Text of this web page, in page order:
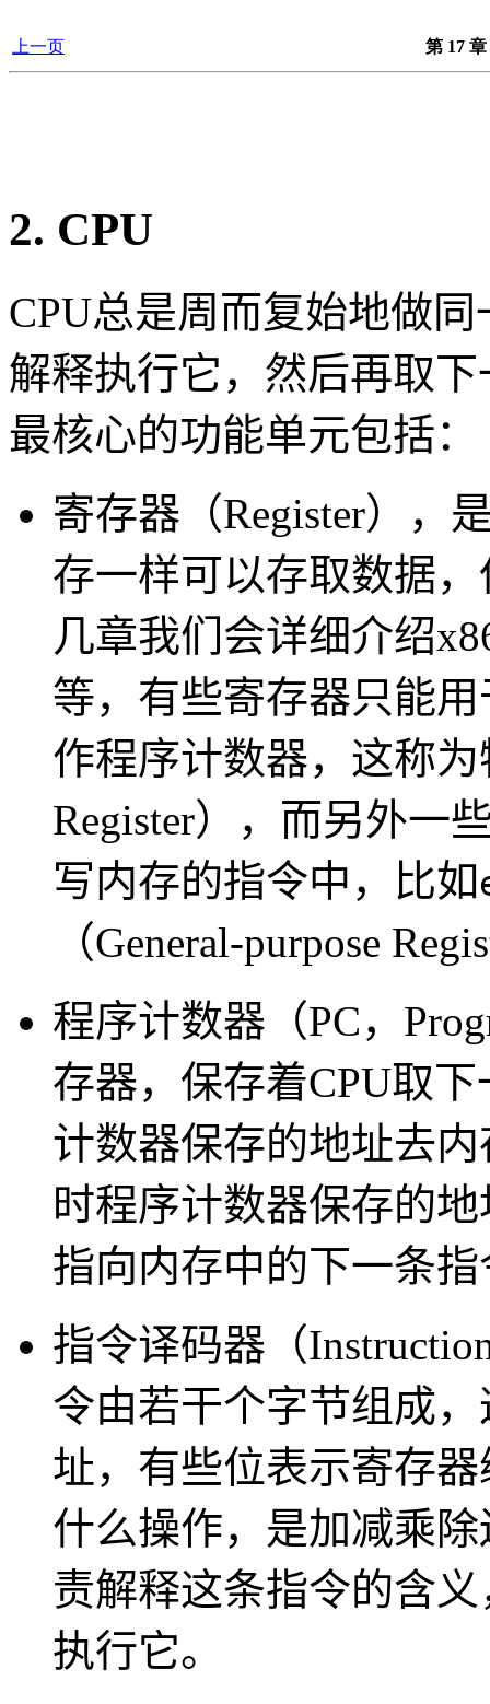
上一页 第 17
2. CPU
CPU总是周而复始地做
解释执行它，然后再取
最核心的功能单元包括：
寄存器（Register）
，
存一样可以存取数据
几章我们会详细介绍
等，有些寄存器只能
作程序计数器，这称为
Register）
，而另外一
写内存的指令中，比如
（General-purpose
程序计数器（PC，
存器，保存着CPU取
计数器保存的地址去
时程序计数器保存的
指向内存中的下一条指
指令译码器（
令由若干个字节组成
址，有些位表示寄存
什么操作，是加减乘
责解释这条指令的含
执行它。